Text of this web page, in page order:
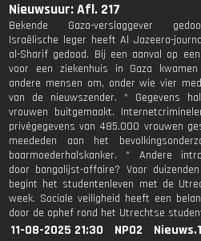
Nieuwsuur: Afl. 217
Bekende Gaza-verslaggever
Israëlische leger heeft Al Jazeera-
al-Sharif gedood. Bij een aanval op
voor een ziekenhuis in Gaza
andere mensen om, onder wie vier
van de nieuwszender. * Gegevens
vrouwen buitgemaakt.
privégegevens van 485.000 vrouwen
meededen aan het
baarmoederhalskanker. * Andere
door bangalijst-affaire? Voor
begint het studentenleven met de
week. Sociale veiligheid heeft een
door de ophef rond het Utrechtse
11-08-2025 21:30 NPO2